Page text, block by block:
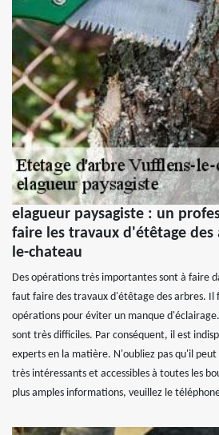
elagueur paysagiste : un
faire les travaux d'étêtage des
le-chateau
Des opérations très importantes sont à faire
faut faire des travaux d'étêtage des arbres. Il
opérations pour éviter un manque
sont très difficiles. Par conséquent, il est
experts en la matière. N'oubliez pas qu'il
très intéressants et accessibles à toutes les
plus amples informations, veuillez le